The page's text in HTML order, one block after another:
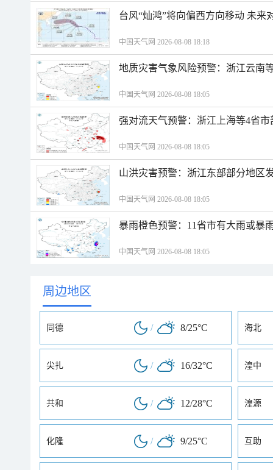
台风“灿鸿”将向偏西方向移动 未来
中国天气网 2026-08-08 18:18
地质灾害气象风险预警：浙江云南
中国天气网 2026-08-08 18:05
强对流天气预警：浙江上海等4省
中国天气网 2026-08-08 18:05
山洪灾害预警：浙江东部部分地区
中国天气网 2026-08-08 18:05
暴雨橙色预警：11省市有大雨或暴
中国天气网 2026-08-08 18:05
周边地区
同德 / 8/25°C 海北
尖扎 / 16/32°C 湟中
共和 / 12/28°C 湟源
化隆 / 9/25°C 互助